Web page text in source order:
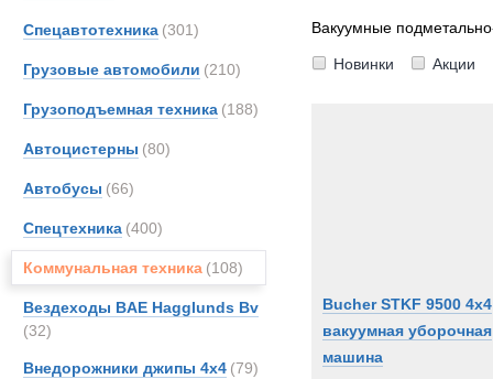
Спецавтотехника (301)
Грузовые автомобили (210)
Грузоподъемная техника (188)
Автоцистерны (80)
Автобусы (66)
Спецтехника (400)
Коммунальная техника (108)
Вездеходы BAE Hagglunds Bv
(32)
Внедорожники джипы 4х4 (79)
Вакуумные
Новинки Акции
Bucher STKF 9500 4x4
вакуумная уборочная
машина